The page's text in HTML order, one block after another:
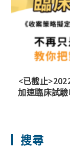
<已截止
加速臨床試
搜尋